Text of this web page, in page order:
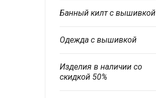
Банный килт с вышивкой
Одежда с вышивкой
Изделия в наличии со
скидкой 50%